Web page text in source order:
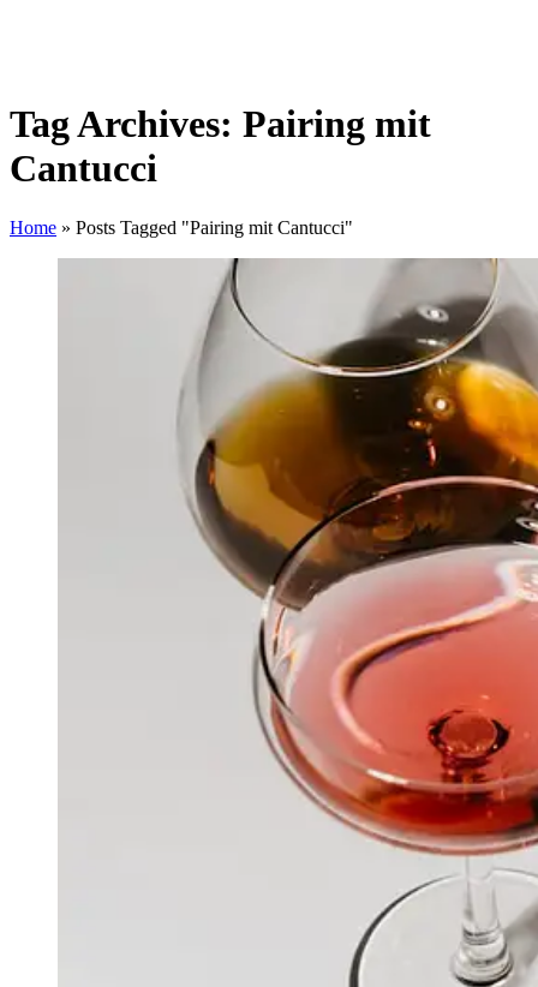
Tag Archives: Pairing mit
Cantucci
Home » Posts Tagged "Pairing mit Cantucci"